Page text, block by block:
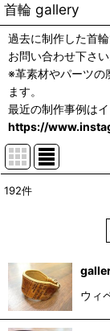
首輪 gallery
過去に制作した首
お問い合わせ下さい
※革素材やパーツの
ます。
最近の制作事例は
https://
192件
ウィ